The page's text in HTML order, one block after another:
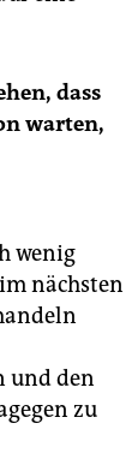
dass
warten,
wenig
nächsten
und den
zu